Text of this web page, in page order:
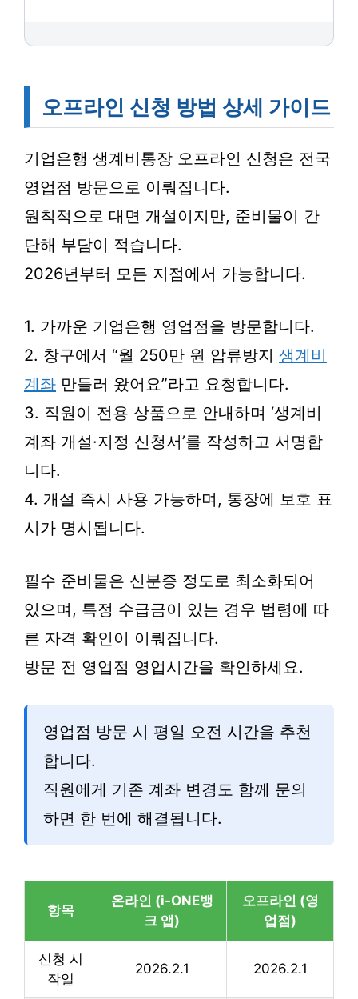
오프라인 신청 방법 상세 가이드
기업은행 생계비통장 오프라인 신청은 전국
영업점 방문으로 이뤄집니다.
원칙적으로 대면 개설이지만, 준비물이 간
단해 부담이 적습니다.
2026년부터 모든 지점에서 가능합니다.
1. 가까운 기업은행 영업점을 방문합니다.
2. 창구에서 “월 250만 원 압류방지 생계비
계좌 만들러 왔어요”라고 요청합니다.
3. 직원이 전용 상품으로 안내하며 ‘생계비
계좌 개설·지정 신청서’를 작성하고 서명합
니다.
4. 개설 즉시 사용 가능하며, 통장에 보호 표
시가 명시됩니다.
필수 준비물은 신분증 정도로 최소화되어
있으며, 특정 수급금이 있는 경우 법령에 따
른 자격 확인이 이뤄집니다.
방문 전 영업점 영업시간을 확인하세요.
영업점 방문 시 평일 오전 시간을 추천
합니다.
직원에게 기존 계좌 변경도 함께 문의
하면 한 번에 해결됩니다.
항목
온라인 (i-ONE뱅
크 앱)
오프라인 (영
업점)
신청 시
작일
2026.2.1 2026.2.1